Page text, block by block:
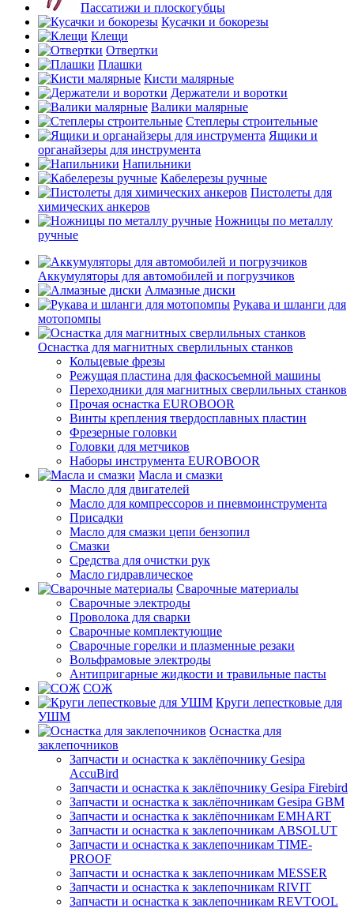
Пассатижи и плоскогубцы
Кусачки и бокорезы
Клещи
Отвертки
Плашки
Кисти малярные
Держатели и воротки
Валики малярные
Степлеры строительные
Ящики и
органайзеры для инструмента
Напильники
Кабелерезы ручные
Пистолеты для
химических анкеров
Ножницы по металлу
ручные
Аккумуляторы для автомобилей и погрузчиков
Алмазные диски
Рукава и шланги для
мотопомпы
Оснастка для магнитных сверлильных станков
Кольцевые фрезы
Режущая пластина для фаскосъемной машины
Переходники для магнитных сверлильных станков
Прочая оснастка EUROBOOR
Винты крепления твердосплавных пластин
Фрезерные головки
Головки для метчиков
Наборы инструмента EUROBOOR
Масла и смазки
Масло для двигателей
Масло для компрессоров и пневмоинструмента
Присадки
Масло для смазки цепи бензопил
Смазки
Средства для очистки рук
Масло гидравлическое
Сварочные материалы
Сварочные электроды
Проволока для сварки
Сварочные комплектующие
Сварочные горелки и плазменные резаки
Вольфрамовые электроды
Антипригарные жидкости и травильные пасты
СОЖ
Круги лепестковые для
УШМ
Оснастка для
заклепочников
Запчасти и оснастка к заклёпочнику Gesipa
AccuBird
Запчасти и оснастка к заклёпочнику Gesipa Firebird
Запчасти и оснастка к заклёпочникам Gesipa GBM
Запчасти и оснастка к заклёпочникам EMHART
Запчасти и оснастка к заклепочникам ABSOLUT
Запчасти и оснастка к заклепочникам TIME-
PROOF
Запчасти и оснастка к заклепочникам MESSER
Запчасти и оснастка к заклепочникам RIVIT
Запчасти и оснастка к заклепочникам REVTOOL